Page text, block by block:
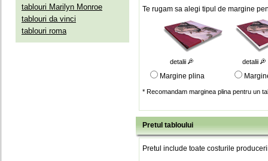
tablouri Marilyn Monroe
tablouri da vinci
tablouri roma
Te rugam sa alegi tipul de margine
detalii detalii
Margine plina
* Recomandam marginea plina pentru un
Pretul tabloului
Pretul include toate costurile